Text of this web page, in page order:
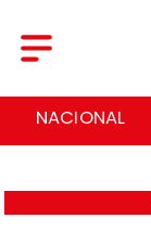
REGIONES